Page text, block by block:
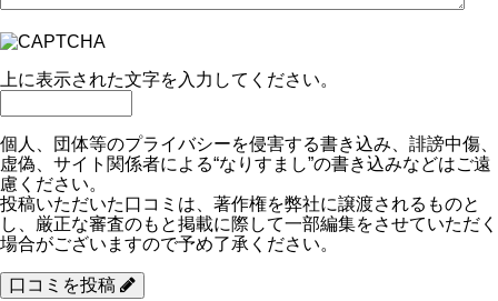
上に表示された文字を入力してください。
個人、団体等のプライバシーを侵害する書き込み、誹謗中傷、
虚偽、サイト関係者による“なりすまし”の書き込みなどはご遠
慮ください。
投稿いただいた口コミは、著作権を弊社に譲渡されるものと
し、厳正な審査のもと掲載に際して一部編集をさせていただく
場合がございますので予め了承ください。
口コミを投稿